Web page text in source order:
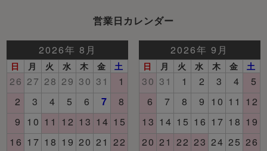
営業日カレンダー